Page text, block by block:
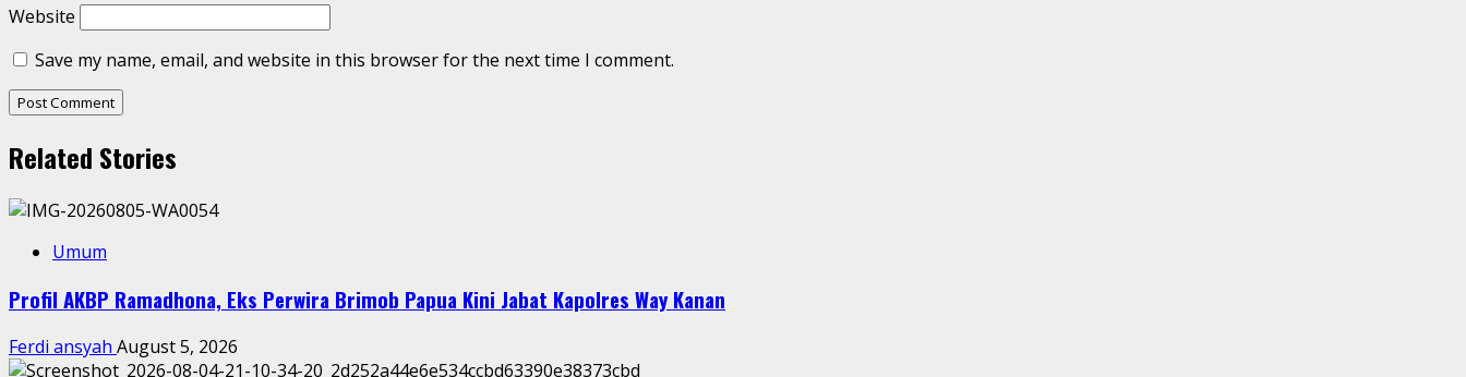
Website
Save my name, email, and website in this browser for the next time I comment.
Related Stories
Umum
Profil AKBP Ramadhona, Eks Perwira Brimob Papua Kini Jabat Kapolres Way Kanan
Ferdi ansyah August 5, 2026